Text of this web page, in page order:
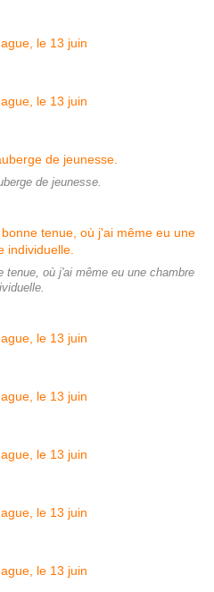
de jeunesse.
tenue, où j'ai même eu une chambre